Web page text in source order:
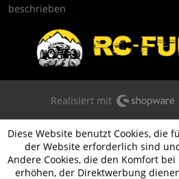
beschrieben
Realisiert mit
Diese Website benutzt Cookies, die
der Website erforderlich sind
Andere Cookies, die den Komfort
erhöhen, der Direktwerbung